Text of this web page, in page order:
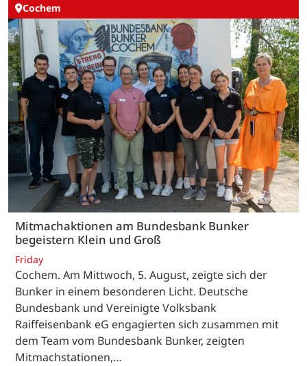
Cochem
Mitmachaktionen am Bundesbank Bunker
begeistern Klein und Groß
Friday
Cochem. Am Mittwoch, 5. August, zeigte sich der
Bunker in einem besonderen Licht. Deutsche
Bundesbank und Vereinigte Volksbank
Raiffeisenbank eG engagierten sich zusammen mit
dem Team vom Bundesbank Bunker, zeigten
Mitmachstationen,…